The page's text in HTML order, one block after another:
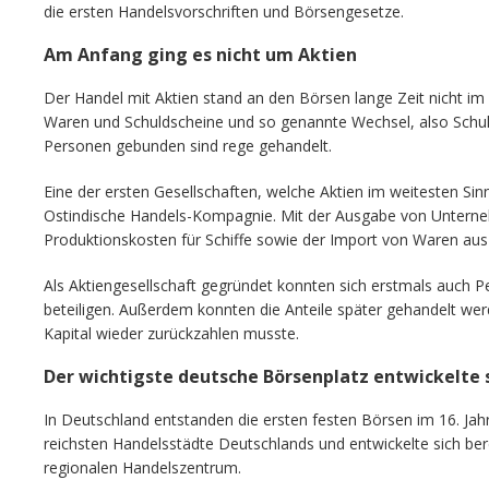
die ersten Handelsvorschriften und Börsengesetze.
Am Anfang ging es nicht um Aktien
Der Handel mit Aktien stand an den Börsen lange Zeit nicht
Waren und Schuldscheine und so genannte Wechsel, also
Personen gebunden sind rege gehandelt.
Eine der ersten Gesellschaften, welche Aktien im weitesten
Ostindische Handels-Kompagnie. Mit der Ausgabe von
Produktionskosten für Schiffe sowie der Import von Waren
Als Aktiengesellschaft gegründet konnten sich erstmals auch
beteiligen. Außerdem konnten die Anteile später gehandelt
Kapital wieder zurückzahlen musste.
Der wichtigste deutsche Börsenplatz entwickelte
In Deutschland entstanden die ersten festen Börsen im 16.
reichsten Handelsstädte Deutschlands und entwickelte sich
regionalen Handelszentrum.